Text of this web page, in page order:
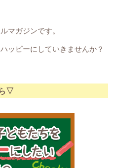
マガジンです。
ッピーにしていきませんか？
▽